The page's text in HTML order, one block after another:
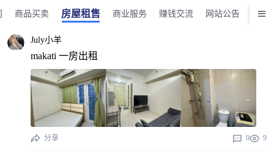
商品买卖 房屋租售 商业服务 赚钱交流 网站公告 版务
July小羊
makati 一房出租
分享 0 9